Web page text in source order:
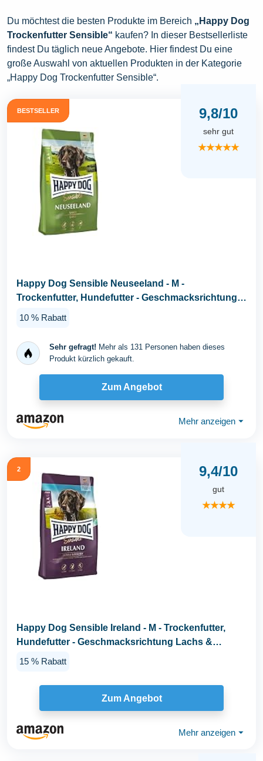
Du möchtest die besten Produkte im Bereich „Happy Dog
Trockenfutter Sensible“ kaufen? In dieser Bestsellerliste
findest Du täglich neue Angebote. Hier findest Du eine
große Auswahl von aktuellen Produkten in der Kategorie
„Happy Dog Trockenfutter Sensible“.
BESTSELLER 9,8/10
sehr gut
★★★★★
Happy Dog Sensible Neuseeland - M -
Trockenfutter, Hundefutter - Geschmacksrichtung
10 % Rabatt
Sehr gefragt! Mehr als 131 Personen haben dieses
Produkt kürzlich gekauft.
Zum Angebot
Mehr anzeigen ⏷
2 9,4/10
gut
★★★★
Happy Dog Sensible Ireland - M - Trockenfutter,
Hundefutter - Geschmacksrichtung Lachs &
Kaninchen...
15 % Rabatt
Zum Angebot
Mehr anzeigen ⏷